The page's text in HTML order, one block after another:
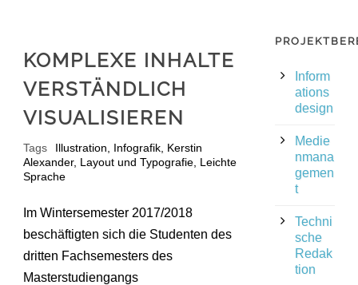
KOMPLEXE INHALTE
VERSTÄNDLICH
VISUALISIEREN
Tags Illustration Infografik Kerstin
Alexander, Layout und Typografie Leichte
Sprache
Im Wintersemester 2017/2018
beschäftigten sich die Studenten des
dritten Fachsemesters des
Masterstudiengangs
Inform
ations
design
Medie
nmana
gemen
t
Techni
sche
Redak
tion